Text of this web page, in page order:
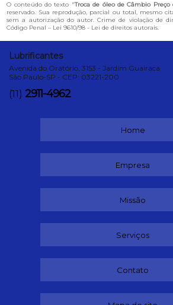
O conteúdo do texto "Troca de óleo de Câmbio
reservado. Sua reprodução, parcial ou total, mesmo
sem a autorização do autor. Crime de violação de
Código Penal – Lei 9610/98 - Lei de direitos autorais.
Lubrificantes
Avenida do Oratório, 3153 - Jardim Guairaca
São Paulo-SP - CEP: 03221-200
(11) 2911-4962
Home
Empresa
Missão
Serviços
Contato